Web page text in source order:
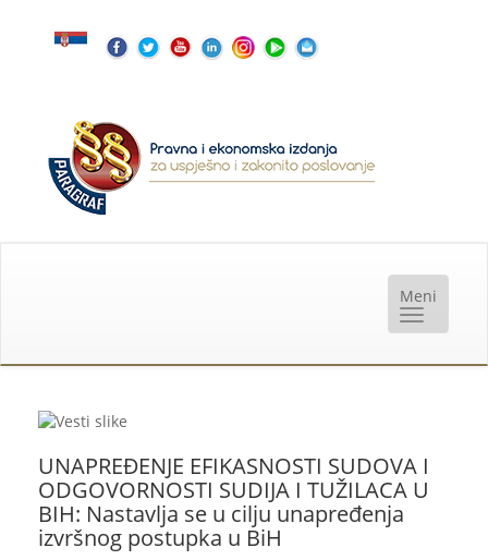
UNAPREĐENJE EFIKASNOSTI SUDOVA I
ODGOVORNOSTI SUDIJA I TUŽILACA U
BIH: Nastavlja se u cilju unapređenja
izvršnog postupka u BiH